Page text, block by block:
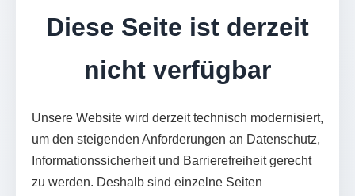
Diese Seite ist derzeit
nicht verfügbar
Unsere Website wird derzeit technisch modernisiert,
um den steigenden Anforderungen an Datenschutz,
Informationssicherheit und Barrierefreiheit gerecht
zu werden. Deshalb sind einzelne Seiten